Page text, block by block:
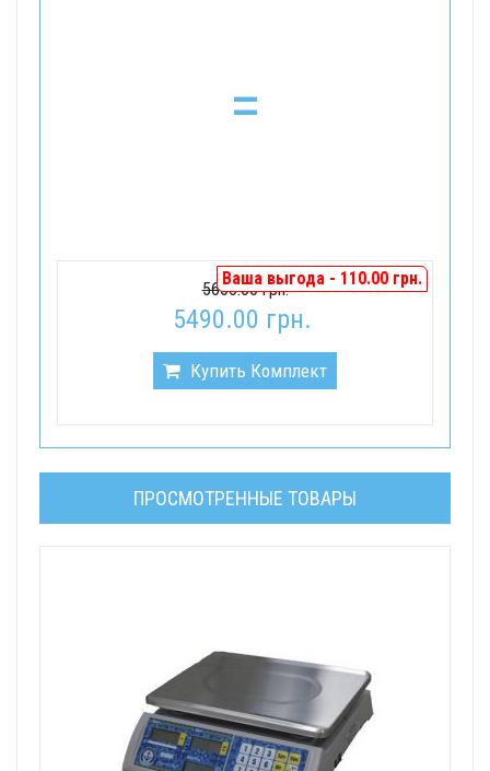
=
Ваша выгода - 110.00 грн.
5600.00 грн.
5490.00 грн.
Купить Комплект
ПРОСМОТРЕННЫЕ ТОВАРЫ